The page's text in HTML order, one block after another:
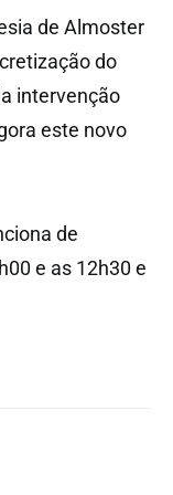
de Almoster
do
intervenção
este novo
de
e as 12h30 e